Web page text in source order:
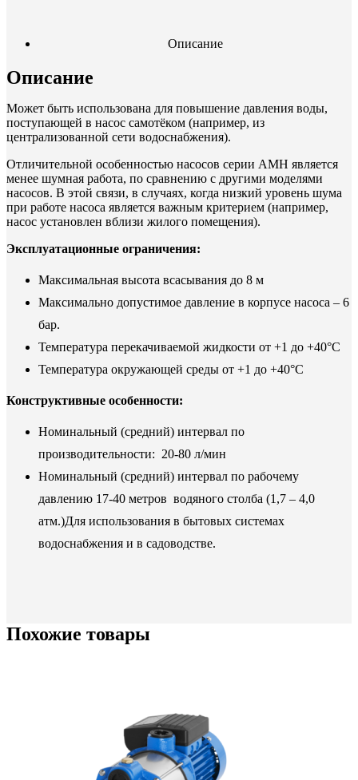
Описание
Описание
Может быть использована для повышение давления воды,
поступающей в насос самотёком (например, из
централизованной сети водоснабжения).
Отличительной особенностью насосов серии АМН является
менее шумная работа, по сравнению с другими моделями
насосов. В этой связи, в случаях, когда низкий уровень шума
при работе насоса является важным критерием (например,
насос установлен вблизи жилого помещения).
Эксплуатационные ограничения:
Максимальная высота всасывания до 8 м
Максимально допустимое давление в корпусе насоса – 6
бар.
Температура перекачиваемой жидкости от +1 до +40°С
Температура окружающей среды от +1 до +40°С
Конструктивные особенности:
Номинальный (средний) интервал по
производительности: 20-80 л/мин
Номинальный (средний) интервал по рабочему
давлению 17-40 метров водяного столба (1,7 – 4,0
атм.)Для использования в бытовых системах
водоснабжения и в садоводстве.
Похожие товары